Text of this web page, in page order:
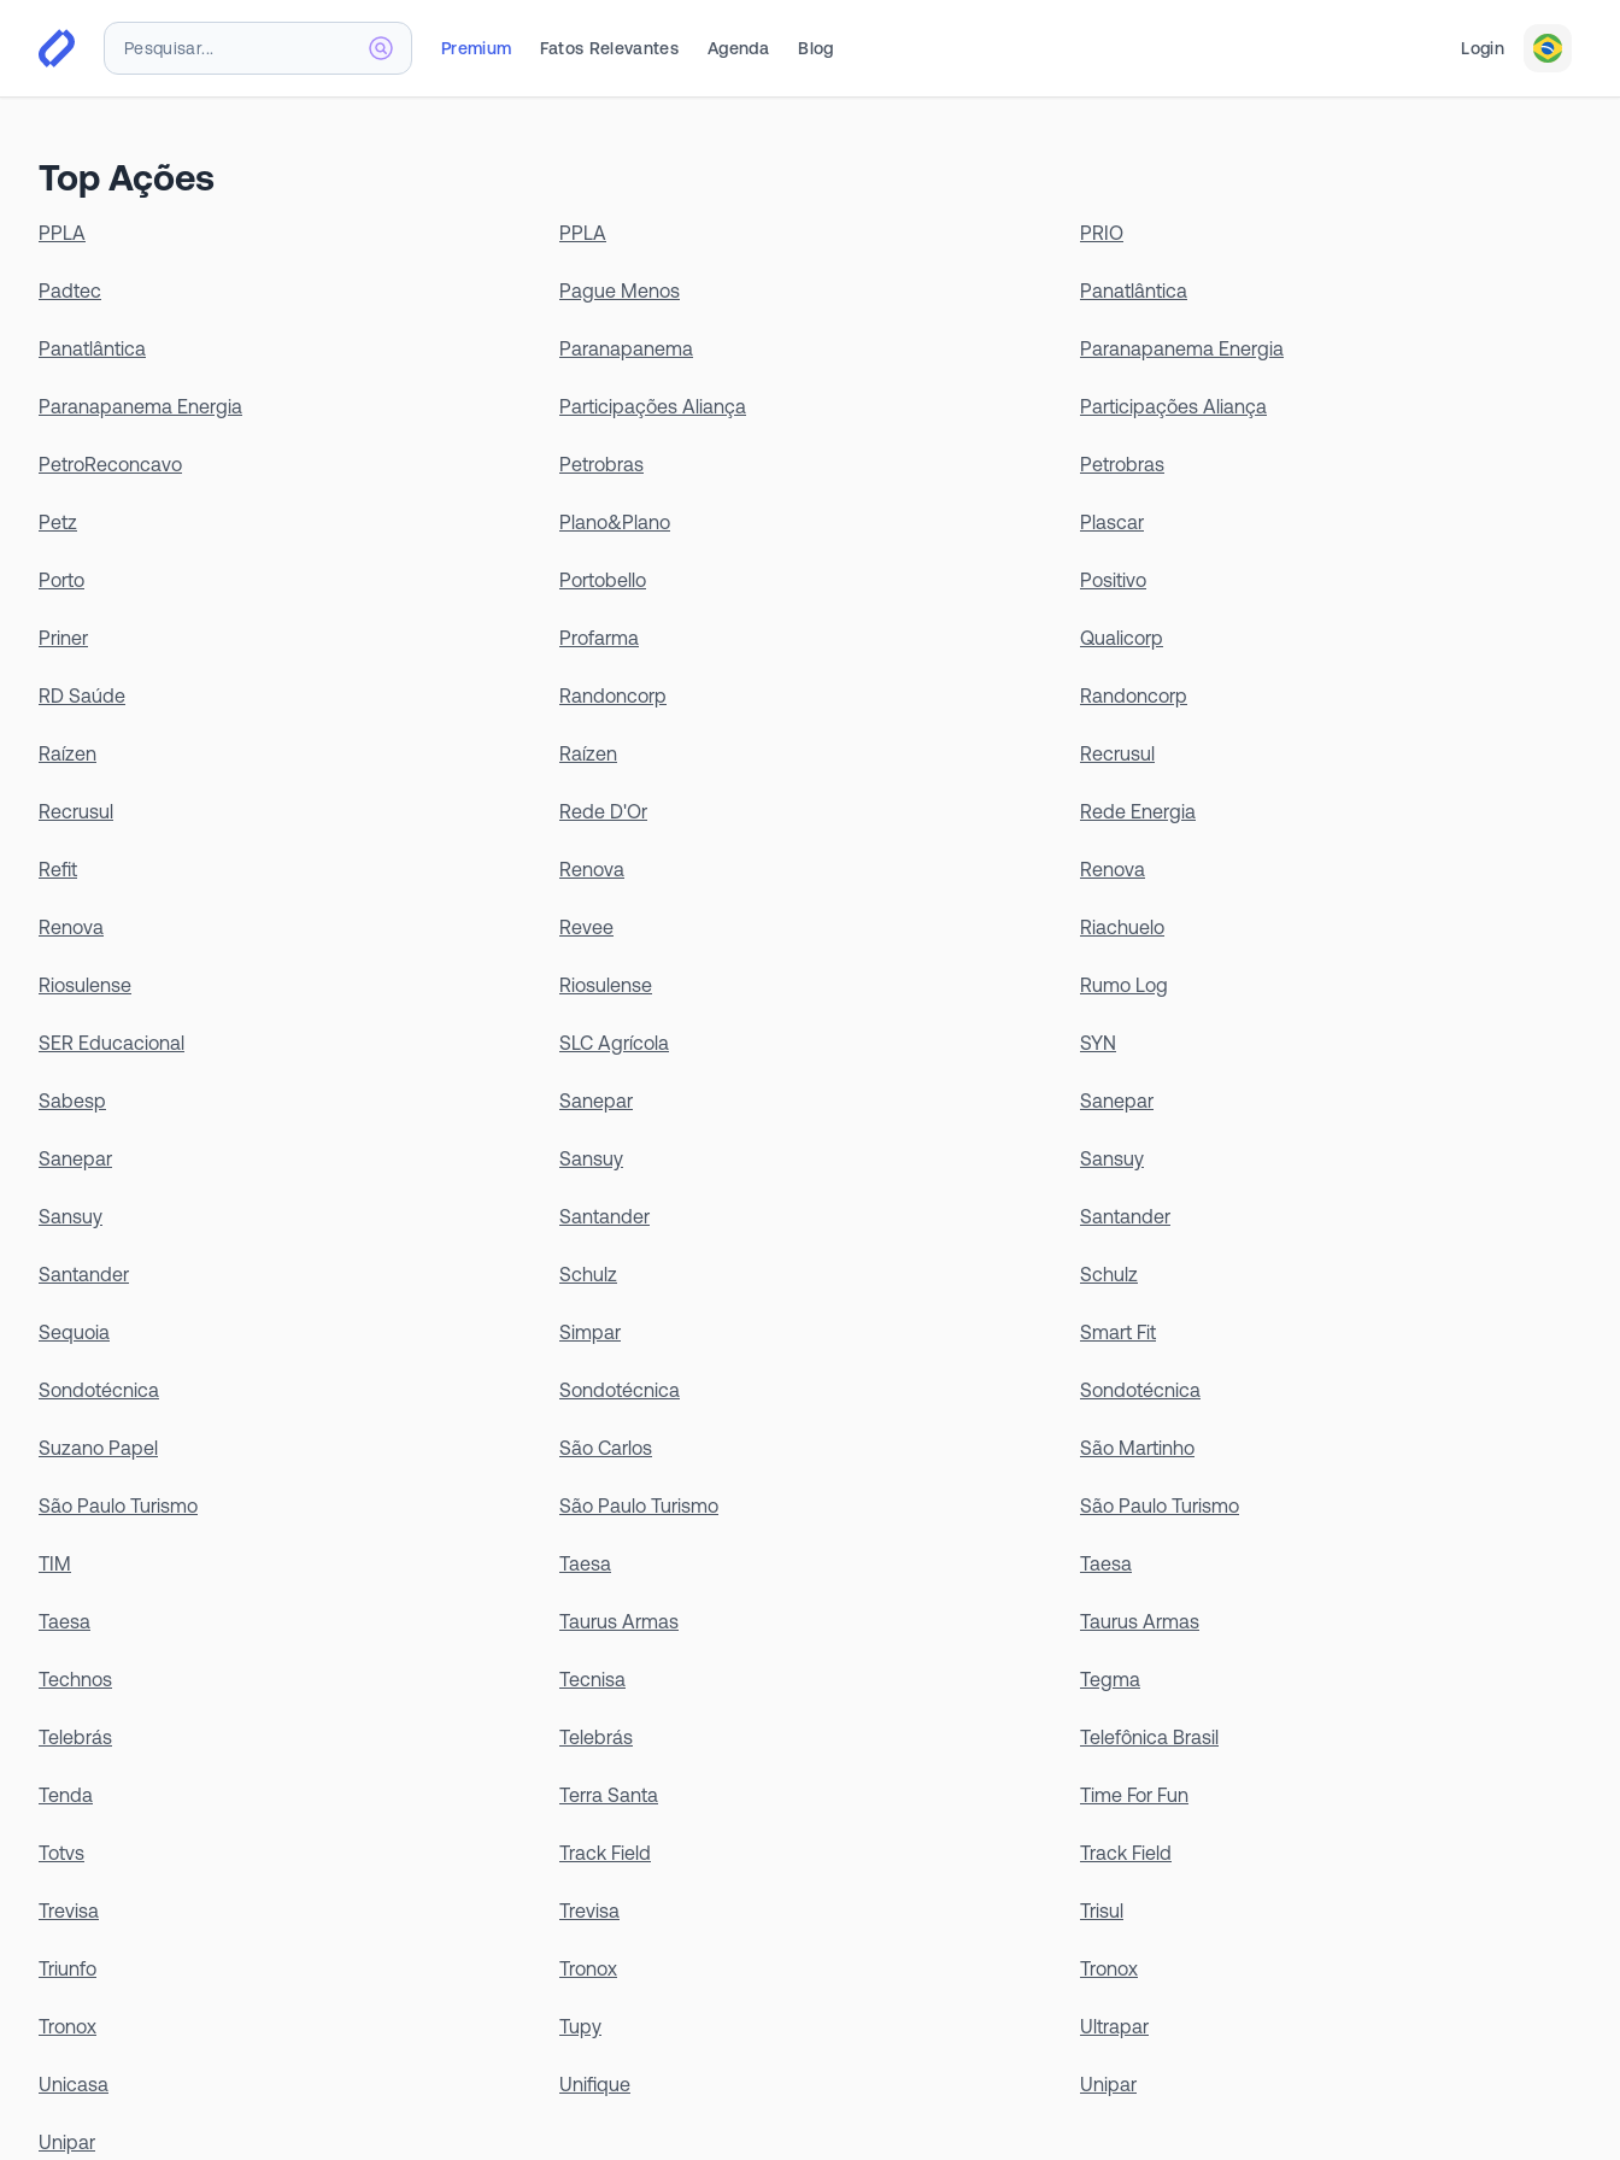
Premium Fatos Relevantes Agenda Blog Login
Top Ações
PPLA PPLA PRIO
Padtec Pague Menos Panatlântica
Panatlântica Paranapanema Paranapanema Energia
Paranapanema Energia Participações Aliança Participações Aliança
PetroReconcavo Petrobras Petrobras
Petz Plano&Plano Plascar
Porto Portobello Positivo
Priner Profarma Qualicorp
RD Saúde Randoncorp Randoncorp
Raízen Raízen Recrusul
Recrusul Rede D'Or Rede Energia
Refit Renova Renova
Renova Revee Riachuelo
Riosulense Riosulense Rumo Log
SER Educacional SLC Agrícola SYN
Sabesp Sanepar Sanepar
Sanepar Sansuy Sansuy
Sansuy Santander Santander
Santander Schulz Schulz
Sequoia Simpar Smart Fit
Sondotécnica Sondotécnica Sondotécnica
Suzano Papel São Carlos São Martinho
São Paulo Turismo São Paulo Turismo São Paulo Turismo
TIM Taesa Taesa
Taesa Taurus Armas Taurus Armas
Technos Tecnisa Tegma
Telebrás Telebrás Telefônica Brasil
Tenda Terra Santa Time For Fun
Totvs Track Field Track Field
Trevisa Trevisa Trisul
Triunfo Tronox Tronox
Tronox Tupy Ultrapar
Unicasa Unifique Unipar
Unipar